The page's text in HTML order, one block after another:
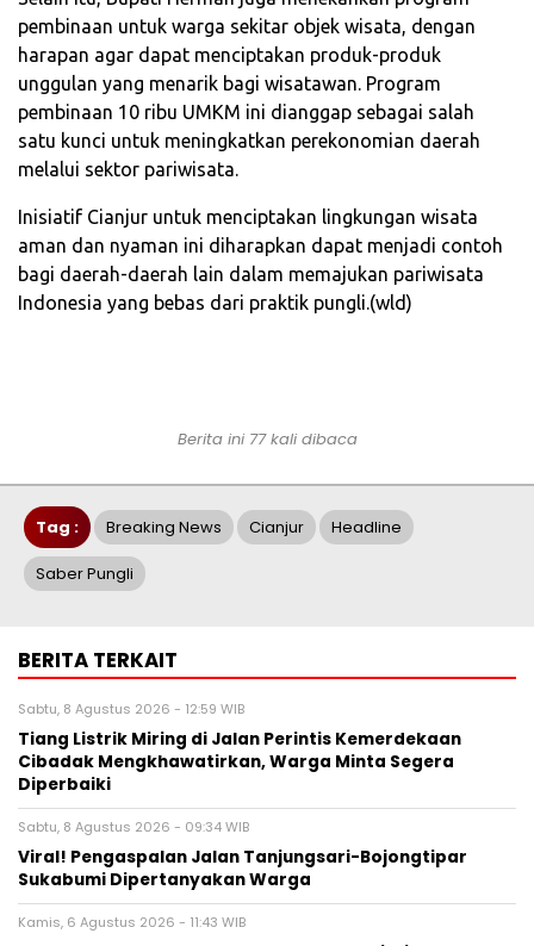
pembinaan untuk warga sekitar objek wisata, dengan
harapan agar dapat menciptakan produk-produk
unggulan yang menarik bagi wisatawan. Program
pembinaan 10 ribu UMKM ini dianggap sebagai salah
satu kunci untuk meningkatkan perekonomian daerah
melalui sektor pariwisata.
Inisiatif Cianjur untuk menciptakan lingkungan wisata
aman dan nyaman ini diharapkan dapat menjadi contoh
bagi daerah-daerah lain dalam memajukan pariwisata
Indonesia yang bebas dari praktik pungli.(wld)
Berita ini 77 kali dibaca
Tag : Breaking News Cianjur Headline
Saber Pungli
BERITA TERKAIT
Sabtu, 8 Agustus 2026 - 12:59 WIB
Tiang Listrik Miring di Jalan Perintis Kemerdekaan
Cibadak Mengkhawatirkan, Warga Minta Segera
Diperbaiki
Sabtu, 8 Agustus 2026 - 09:34 WIB
Viral! Pengaspalan Jalan Tanjungsari-Bojongtipar
Sukabumi Dipertanyakan Warga
Kamis, 6 Agustus 2026 - 11:43 WIB